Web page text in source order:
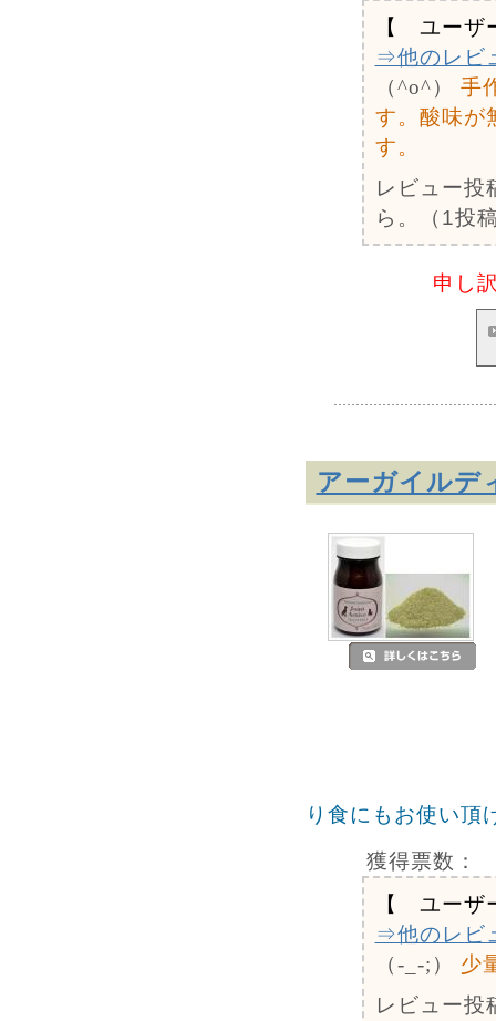
【 ユーザ
⇒他のレビ
（^o^）
手
す。酸味が
す。
レビュー投
ら。（1投
申し
アーガイル
り食にもお使い頂
獲得票数：
【 ユーザ
⇒他のレビ
（-_-;）
少
レビュー投